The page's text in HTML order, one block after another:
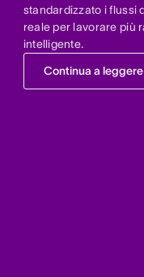
standardizzato i flussi
reale per lavorare più
intelligente.
Continua a leggere